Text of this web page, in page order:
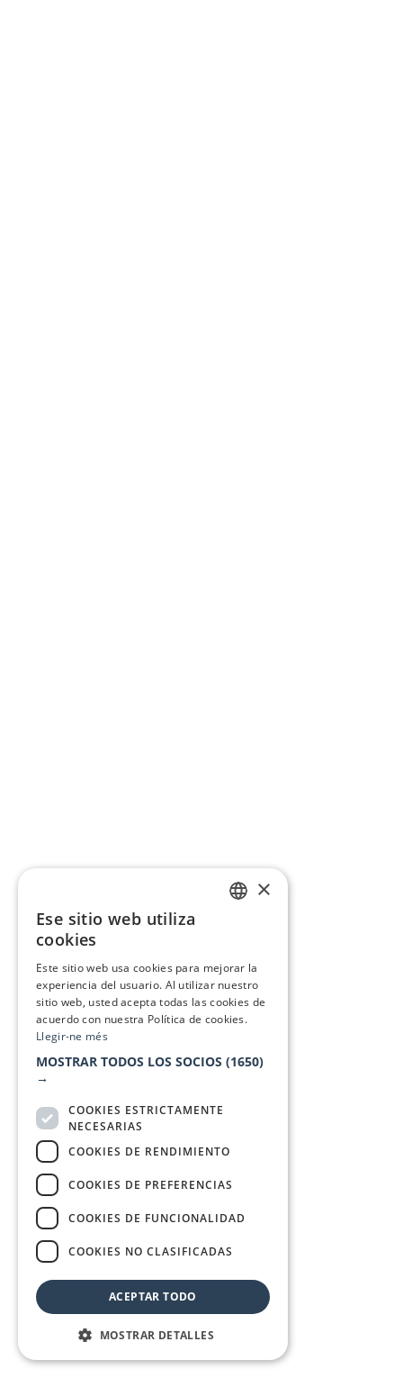
×
Ese sitio web utiliza
cookies
Este sitio web usa cookies para mejorar la
experiencia del usuario. Al utilizar nuestro
sitio web, usted acepta todas las cookies de
acuerdo con nuestra Política de cookies.
Llegir-ne més
MOSTRAR TODOS LOS SOCIOS (1650)
→
COOKIES ESTRICTAMENTE
NECESARIAS
COOKIES DE RENDIMIENTO
COOKIES DE PREFERENCIAS
COOKIES DE FUNCIONALIDAD
COOKIES NO CLASIFICADAS
ACEPTAR TODO
MOSTRAR DETALLES